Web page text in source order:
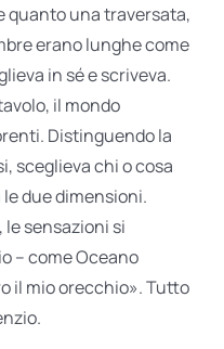
quanto una traversata,
erano lunghe come
in sé e scriveva.
il mondo
Distinguendo la
sceglieva chi o cosa
due dimensioni.
le sensazioni si
– come Oceano
il mio orecchio». Tutto